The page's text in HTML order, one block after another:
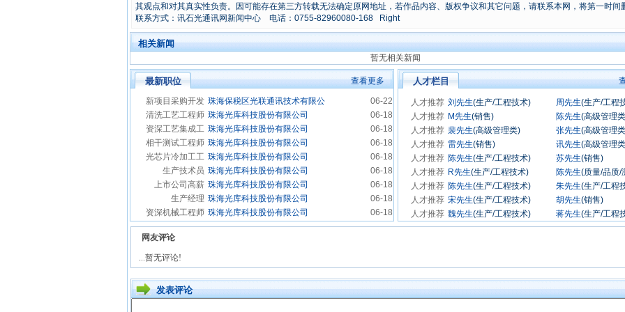
其观点和对其真实性负责。因可能存在第三方转载无法确定原网地址，若作品内容、版权争议和其它问题，请联系本网，将第一时间
联系方式：讯石光通讯网新闻中心 电话：0755-82960080-168 Right
相关新闻
暂无相关新闻